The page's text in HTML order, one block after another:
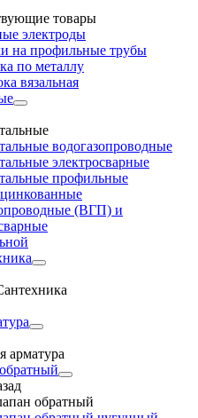
товары
электроды
на профильные трубы
по металлу
вязальная
водогазопроводные
электросварные
профильные
(ВГП) и
арматура
обратный